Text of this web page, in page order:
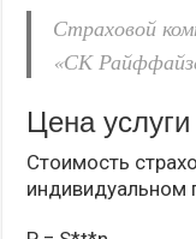
Страховой
«СК
Цена услуги
Стоимость
индивидуальном